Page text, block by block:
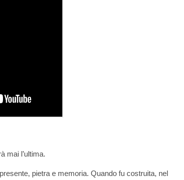
mai l’ultima.
pietra e memoria. Quando fu costruita, nel